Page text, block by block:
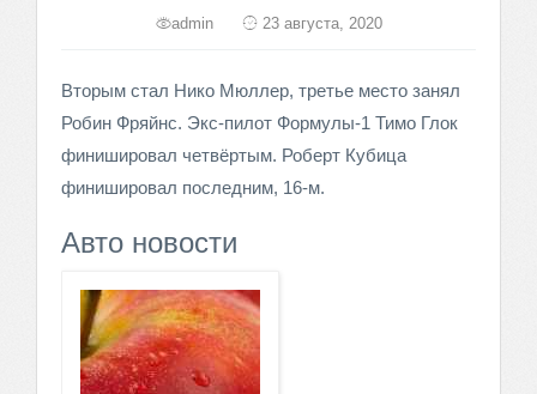
admin 23 августа, 2020
Вторым стал Нико Мюллер, третье место занял
Робин Фряйнс. Экс-пилот Формулы-1 Тимо Глок
финишировал четвёртым. Роберт Кубица
финишировал последним, 16-м.
Авто новости